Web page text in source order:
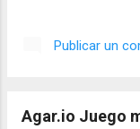
Publicar un
Agar.io Juego